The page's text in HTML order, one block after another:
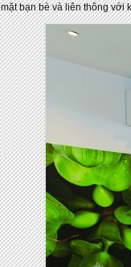
mặt bạn bè và liên thông với